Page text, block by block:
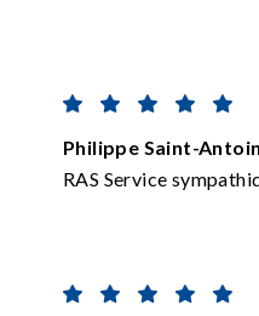
Philippe Saint-
RAS Service